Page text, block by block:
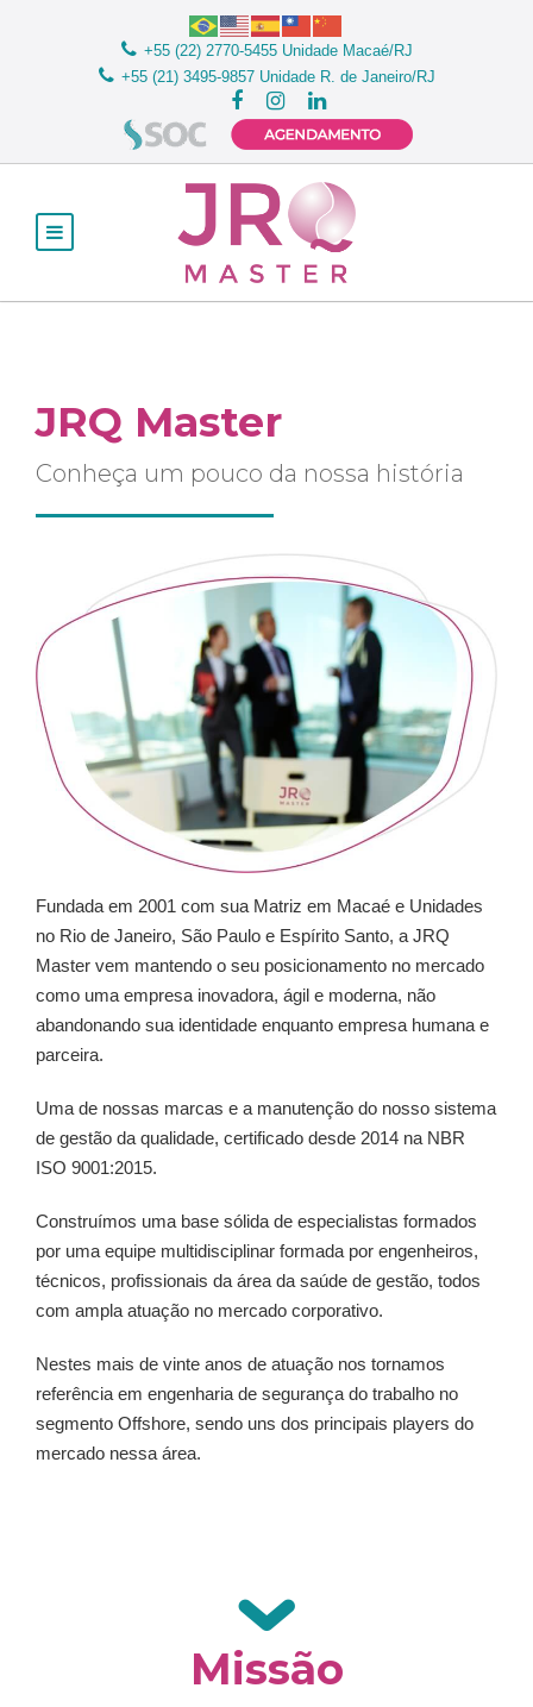
+55 (22) 2770-5455 Unidade Macaé/RJ
+55 (21) 3495-9857 Unidade R. de Janeiro/RJ
JRQ Master
Conheça um pouco da nossa história
Fundada em 2001 com sua Matriz em Macaé e Unidades
no Rio de Janeiro, São Paulo e Espírito Santo, a JRQ
Master vem mantendo o seu posicionamento no mercado
como uma empresa inovadora, ágil e moderna, não
abandonando sua identidade enquanto empresa humana e
parceira.
Uma de nossas marcas e a manutenção do nosso sistema
de gestão da qualidade, certificado desde 2014 na NBR
ISO 9001:2015.
Construímos uma base sólida de especialistas formados
por uma equipe multidisciplinar formada por engenheiros,
técnicos, profissionais da área da saúde de gestão, todos
com ampla atuação no mercado corporativo.
Nestes mais de vinte anos de atuação nos tornamos
referência em engenharia de segurança do trabalho no
segmento Offshore, sendo uns dos principais players do
mercado nessa área.
Missão